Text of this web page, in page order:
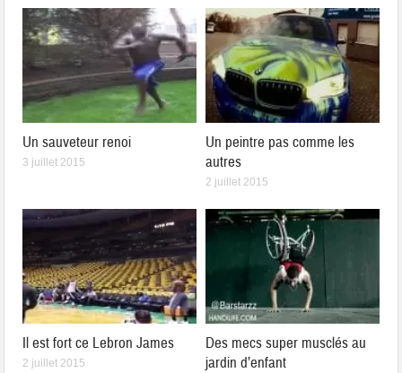
Un sauveteur renoi
3 juillet 2015
Un peintre pas comme les
autres
2 juillet 2015
Il est fort ce Lebron James
2 juillet 2015
Des mecs super musclés au
jardin d’enfant